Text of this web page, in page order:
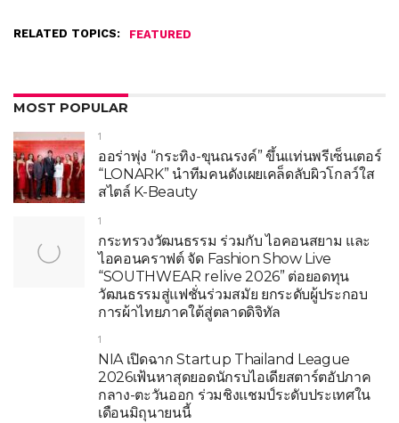
RELATED TOPICS: FEATURED
MOST POPULAR
1
ออร่าพุ่ง “กระทิง-ขุนณรงค์” ขึ้นแท่นพรีเซ็นเตอร์
“LONARK” นำทีมคนดังเผยเคล็ดลับผิวโกลว์ใส
สไตล์ K-Beauty
1
กระทรวงวัฒนธรรม ร่วมกับ ไอคอนสยาม และ
ไอคอนคราฟต์ จัด Fashion Show Live
“SOUTHWEAR relive 2026” ต่อยอดทุน
วัฒนธรรมสู่แฟชั่นร่วมสมัย ยกระดับผู้ประกอบ
การผ้าไทยภาคใต้สู่ตลาดดิจิทัล
1
NIA เปิดฉาก Startup Thailand League
2026เฟ้นหาสุดยอดนักรบไอเดียสตาร์ตอัปภาค
กลาง-ตะวันออก ร่วมชิงแชมป์ระดับประเทศใน
เดือนมิถุนายนนี้